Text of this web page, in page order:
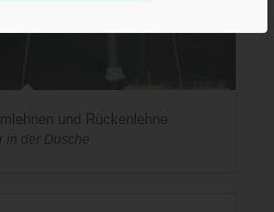
und Rückenlehne
in der Dusche